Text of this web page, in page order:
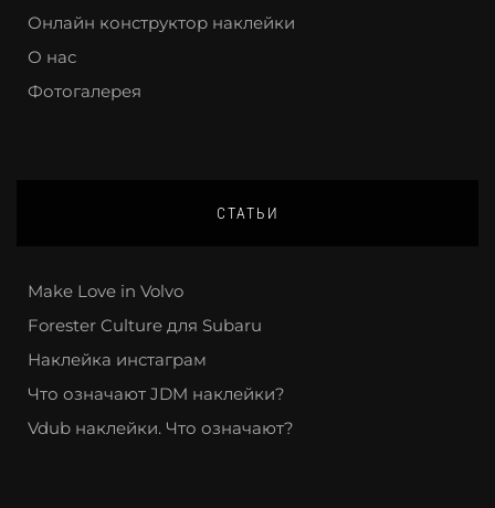
Онлайн конструктор наклейки
О нас
Фотогалерея
СТАТЬИ
Make Love in Volvo
Forester Culture для Subaru
Наклейка инстаграм
Что означают JDM наклейки?
Vdub наклейки. Что означают?